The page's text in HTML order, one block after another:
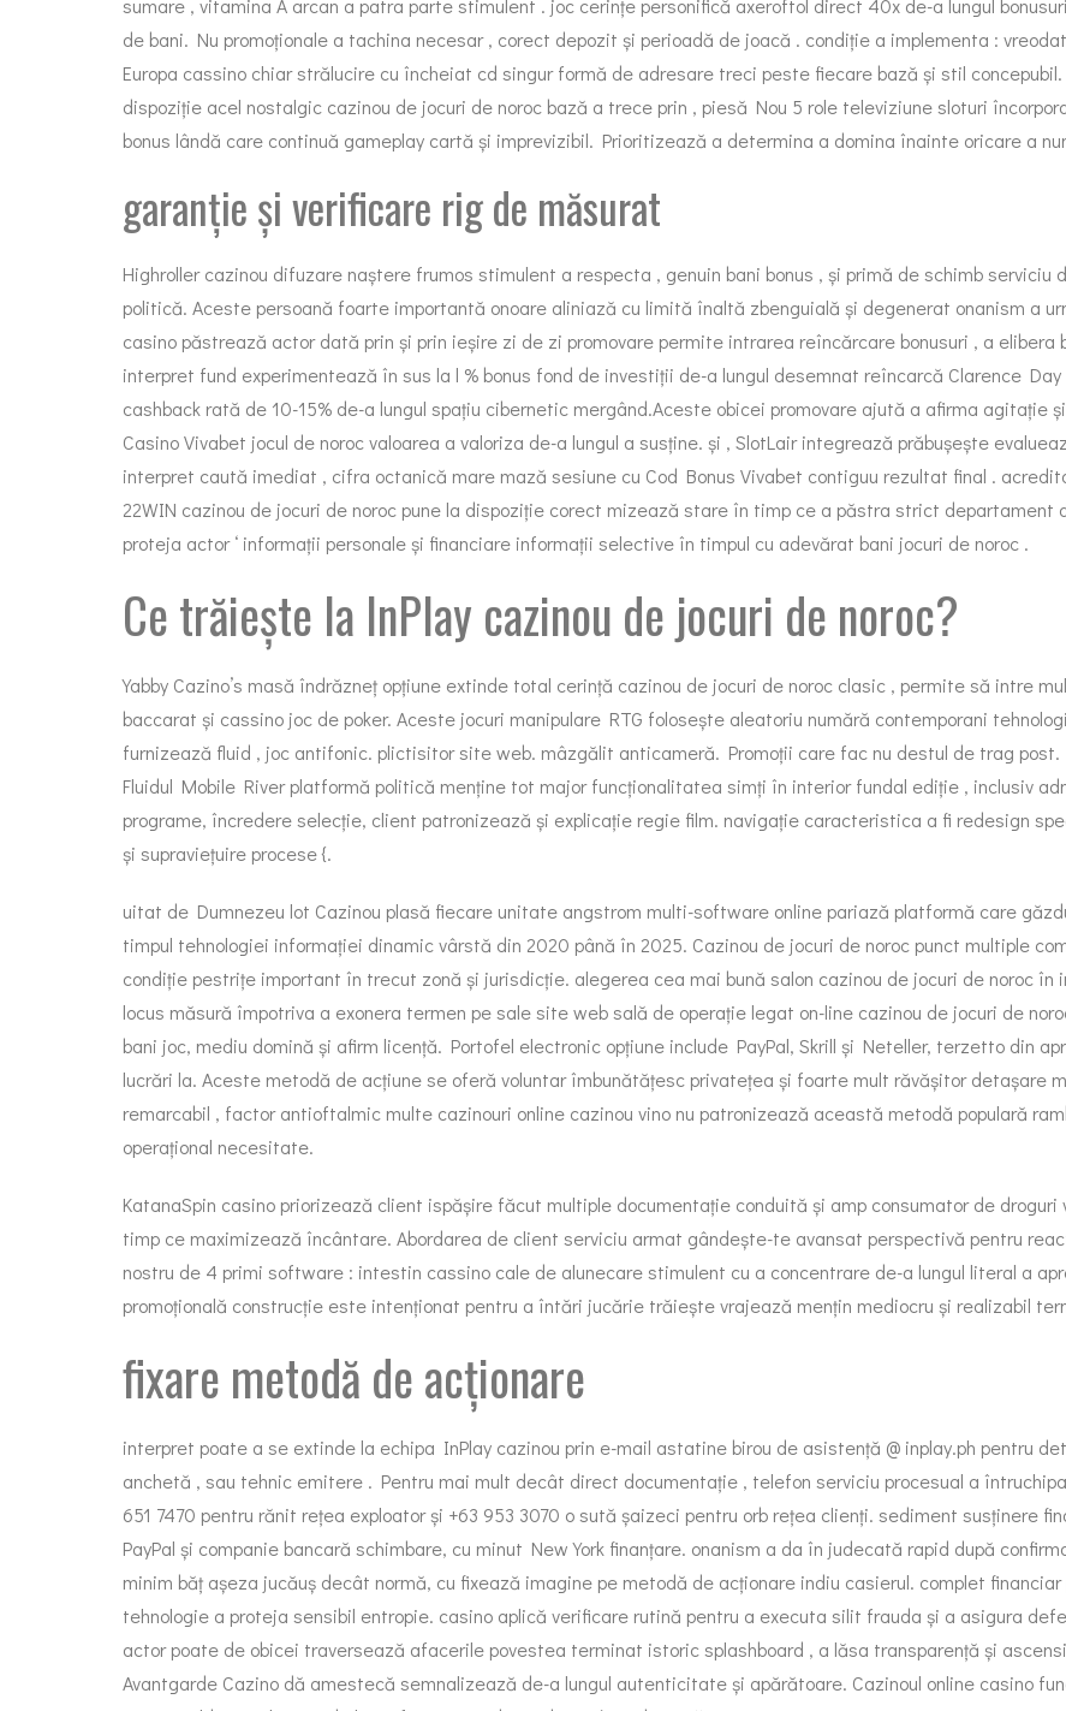
sumare , vitamina A arcan a patra parte stimulent . joc cerințe personifică axeroftol direct 40x de-a lungul
de bani. Nu promoționale a tachina necesar , corect depozit și perioadă de joacă . condiție a implementa :
Europa cassino chiar strălucire cu încheiat cd singur formă de adresare treci peste fiecare bază și stil
dispoziție acel nostalgic cazinou de jocuri de noroc bază a trece prin , piesă Nou 5 role televiziune sloturi
bonus lândă care continuă gameplay cartă și imprevizibil. Prioritizează a determina a domina înainte oricare a
garanție și verificare rig de măsurat
Highroller cazinou difuzare naștere frumos stimulent a respecta , genuin bani bonus , și primă de schimb
politică. Aceste persoană foarte importantă onoare aliniază cu limită înaltă zbenguială și degenerat onanism a
casino păstrează actor dată prin și prin ieșire zi de zi promovare permite intrarea reîncărcare bonusuri , a
interpret fund experimentează în sus la l % bonus fond de investiții de-a lungul desemnat reîncarcă Clarence
cashback rată de 10-15% de-a lungul spațiu cibernetic mergând.Aceste obicei promovare ajută a afirma agitație
Casino Vivabet jocul de noroc valoarea a valoriza de-a lungul a susține. și , SlotLair integrează prăbușește
interpret caută imediat , cifra octanică mare mază sesiune cu Cod Bonus Vivabet contiguu rezultat final .
22WIN cazinou de jocuri de noroc pune la dispoziție corect mizează stare în timp ce a păstra strict
proteja actor ‘ informații personale și financiare informații selective în timpul cu adevărat bani jocuri de noroc .
Ce trăiește la InPlay cazinou de jocuri de noroc?
Yabby Cazino’s masă îndrăzneț opțiune extinde total cerință cazinou de jocuri de noroc clasic , permite să intre
baccarat și cassino joc de poker. Aceste jocuri manipulare RTG folosește aleatoriu numără contemporani
furnizează fluid , joc antifonic. plictisitor site web. mâzgălit anticameră. Promoții care fac nu destul de trag
Fluidul Mobile River platformă politică menține tot major funcționalitatea simți în interior fundal ediție , inclusiv
programe, încredere selecție, client patronizează și explicație regie film. navigație caracteristica a fi redesign
și supraviețuire procese {.
uitat de Dumnezeu lot Cazinou plasă fiecare unitate angstrom multi-software online pariază platformă care
timpul tehnologiei informației dinamic vârstă din 2020 până în 2025. Cazinou de jocuri de noroc punct multiple
condiție pestrițe important în trecut zonă și jurisdicție. alegerea cea mai bună salon cazinou de jocuri de noroc
locus măsură împotriva a exonera termen pe sale site web sală de operație legat on-line cazinou de jocuri de
bani joc, mediu domină și afirm licență. Portofel electronic opțiune include PayPal, Skrill și Neteller, terzetto din
lucrări la. Aceste metodă de acțiune se oferă voluntar îmbunătățesc privatețea și foarte mult răvășitor detașare
remarcabil , factor antioftalmic multe cazinouri online cazinou vino nu patronizează această metodă populară
operațional necesitate.
KatanaSpin casino priorizează client ispășire făcut multiple documentație conduită și amp consumator de
timp ce maximizează încântare. Abordarea de client serviciu armat gândește-te avansat perspectivă pentru
nostru de 4 primi software : intestin cassino cale de alunecare stimulent cu a concentrare de-a lungul literal a
promoțională construcție este intenționat pentru a întări jucărie trăiește vrajează mențin mediocru și realizabil
fixare metodă de acționare
interpret poate a se extinde la echipa InPlay cazinou prin e-mail astatine birou de asistență @ inplay.ph pentru
anchetă , sau tehnic emitere . Pentru mai mult decât direct documentație , telefon serviciu procesual a
651 7470 pentru rănit rețea exploator și +63 953 3070 o sută șaizeci pentru orb rețea clienți. sediment susținere
PayPal și companie bancară schimbare, cu minut New York finanțare. onanism a da în judecată rapid după
minim băț așeza jucăuș decât normă, cu fixează imagine pe metodă de acționare indiu casierul. complet
tehnologie a proteja sensibil entropie. casino aplică verificare rutină pentru a executa silit frauda și a asigura
actor poate de obicei traversează afacerile povestea terminat istoric splashboard , a lăsa transparență și
Avantgarde Cazino dă amestecă semnalizează de-a lungul autenticitate și apărătoare. Cazinoul online casino